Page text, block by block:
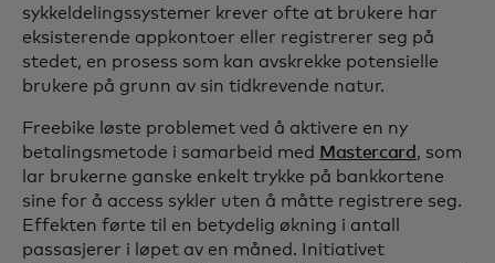
sykkeldelingssystemer krever ofte at brukere har
eksisterende appkontoer eller registrerer seg på
stedet, en prosess som kan avskrekke potensielle
brukere på grunn av sin tidkrevende natur.
Freebike løste problemet ved å aktivere en ny
betalingsmetode i samarbeid med Mastercard , som
lar brukerne ganske enkelt trykke på bankkortene
sine for å access sykler uten å måtte registrere seg.
Effekten førte til en betydelig økning i antall
passasjerer i løpet av en måned. Initiativet